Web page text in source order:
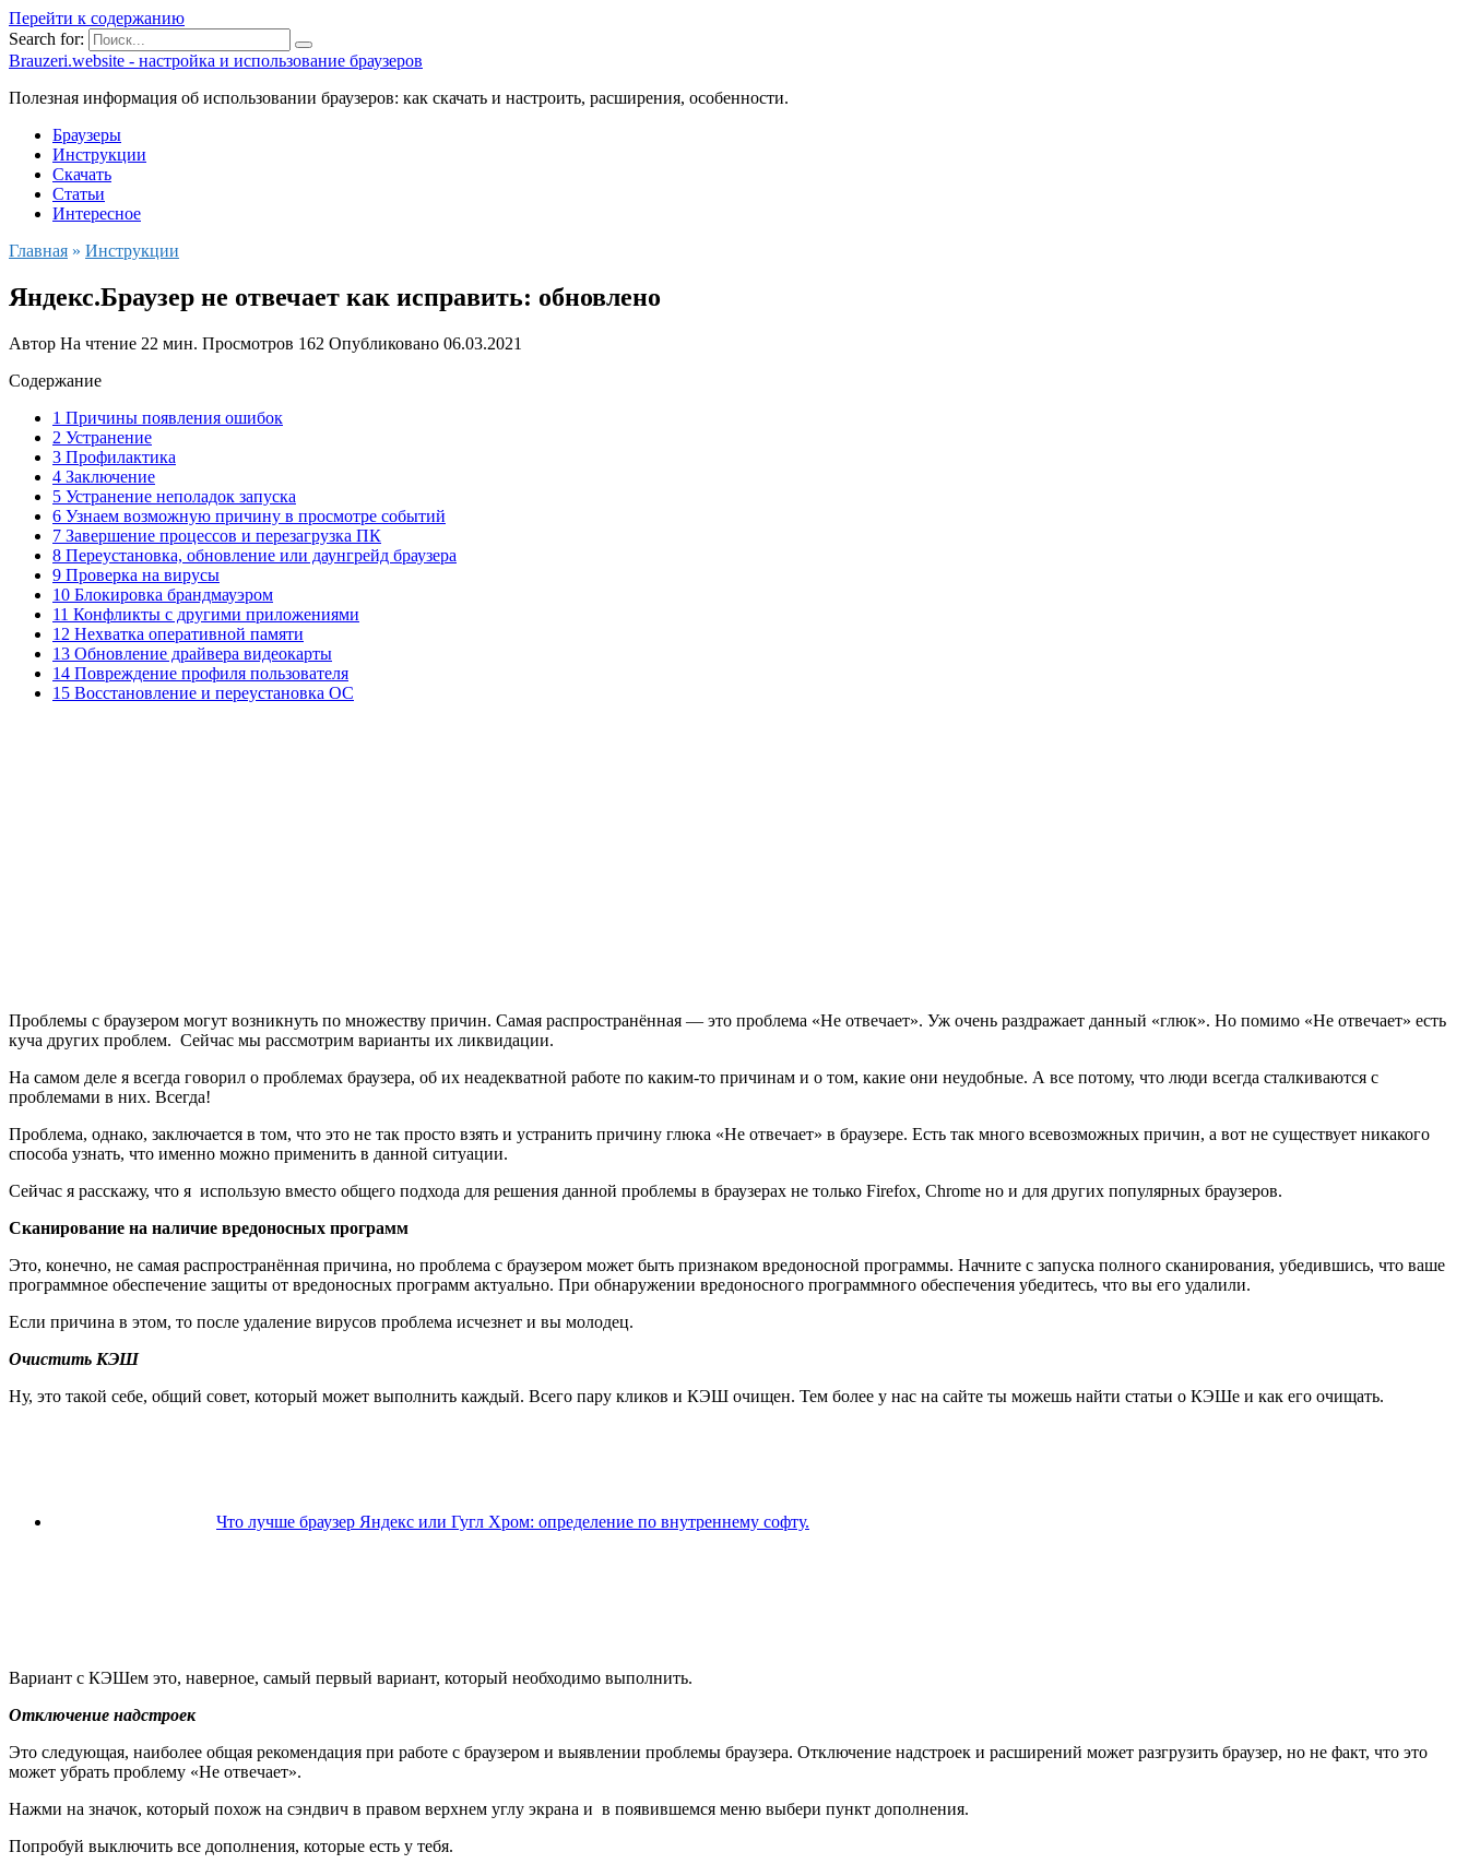
Перейти к содержанию
Search for:
Brauzeri.website - настройка и использование браузеров
Полезная информация об использовании браузеров: как скачать и настроить, расширения, особенности.
Браузеры
Инструкции
Скачать
Статьи
Интересное
Главная » Инструкции
Яндекс.Браузер не отвечает как исправить: обновлено
Автор На чтение 22 мин. Просмотров 162 Опубликовано 06.03.2021
Содержание
1 Причины появления ошибок
2 Устранение
3 Профилактика
4 Заключение
5 Устранение неполадок запуска
6 Узнаем возможную причину в просмотре событий
7 Завершение процессов и перезагрузка ПК
8 Переустановка, обновление или даунгрейд браузера
9 Проверка на вирусы
10 Блокировка брандмауэром
11 Конфликты с другими приложениями
12 Нехватка оперативной памяти
13 Обновление драйвера видеокарты
14 Повреждение профиля пользователя
15 Восстановление и переустановка ОС
Проблемы с браузером могут возникнуть по множеству причин. Самая распространённая — это проблема «Не отвечает». Уж очень раздражает данный «глюк». Но помимо «Не отвечает» есть
куча других проблем. Сейчас мы рассмотрим варианты их ликвидации.
На самом деле я всегда говорил о проблемах браузера, об их неадекватной работе по каким-то причинам и о том, какие они неудобные. А все потому, что люди всегда сталкиваются с
проблемами в них. Всегда!
Проблема, однако, заключается в том, что это не так просто взять и устранить причину глюка «Не отвечает» в браузере. Есть так много всевозможных причин, а вот не существует никакого
способа узнать, что именно можно применить в данной ситуации.
Сейчас я расскажу, что я использую вместо общего подхода для решения данной проблемы в браузерах не только Firefox, Chrome но и для других популярных браузеров.
Сканирование на наличие вредоносных программ
Это, конечно, не самая распространённая причина, но проблема с браузером может быть признаком вредоносной программы. Начните с запуска полного сканирования, убедившись, что ваше
программное обеспечение защиты от вредоносных программ актуально. При обнаружении вредоносного программного обеспечения убедитесь, что вы его удалили.
Если причина в этом, то после удаление вирусов проблема исчезнет и вы молодец.
Очистить КЭШ
Ну, это такой себе, общий совет, который может выполнить каждый. Всего пару кликов и КЭШ очищен. Тем более у нас на сайте ты можешь найти статьи о КЭШе и как его очищать.
Что лучше браузер Яндекс или Гугл Хром: определение по внутреннему софту.
Вариант с КЭШем это, наверное, самый первый вариант, который необходимо выполнить.
Отключение надстроек
Это следующая, наиболее общая рекомендация при работе с браузером и выявлении проблемы браузера. Отключение надстроек и расширений может разгрузить браузер, но не факт, что это
может убрать проблему «Не отвечает».
Нажми на значок, который похож на сэндвич в правом верхнем углу экрана и в появившемся меню выбери пункт дополнения.
Попробуй выключить все дополнения, которые есть у тебя.